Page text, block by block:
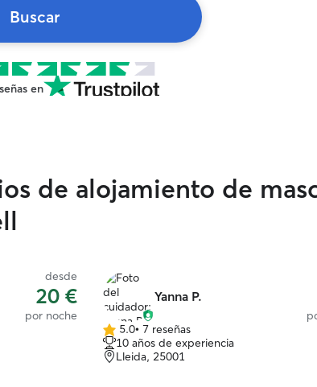
Buscar
en
de alojamiento de
desde
20 €
por noche
Yanna P.
5.0
de
5
5.0• 7 reseñas
10 años de experiencia
Lleida, 25001